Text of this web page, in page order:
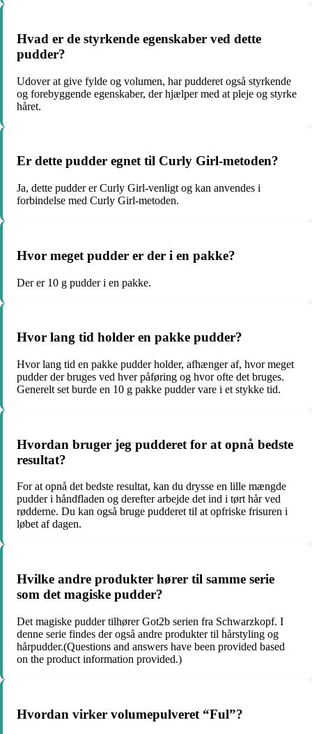
Hvad er de styrkende egenskaber ved dette
pudder?
Udover at give fylde og volumen, har pudderet også styrkende
og forebyggende egenskaber, der hjælper med at pleje og styrke
håret.
Er dette pudder egnet til Curly Girl-metoden?
Ja, dette pudder er Curly Girl-venligt og kan anvendes i
forbindelse med Curly Girl-metoden.
Hvor meget pudder er der i en pakke?
Der er 10 g pudder i en pakke.
Hvor lang tid holder en pakke pudder?
Hvor lang tid en pakke pudder holder, afhænger af, hvor meget
pudder der bruges ved hver påføring og hvor ofte det bruges.
Generelt set burde en 10 g pakke pudder vare i et stykke tid.
Hvordan bruger jeg pudderet for at opnå bedste
resultat?
For at opnå det bedste resultat, kan du drysse en lille mængde
pudder i håndfladen og derefter arbejde det ind i tørt hår ved
rødderne. Du kan også bruge pudderet til at opfriske frisuren i
løbet af dagen.
Hvilke andre produkter hører til samme serie
som det magiske pudder?
Det magiske pudder tilhører Got2b serien fra Schwarzkopf. I
denne serie findes der også andre produkter til hårstyling og
hårpudder.(Questions and answers have been provided based
on the product information provided.)
Hvordan virker volumepulveret “Ful”?